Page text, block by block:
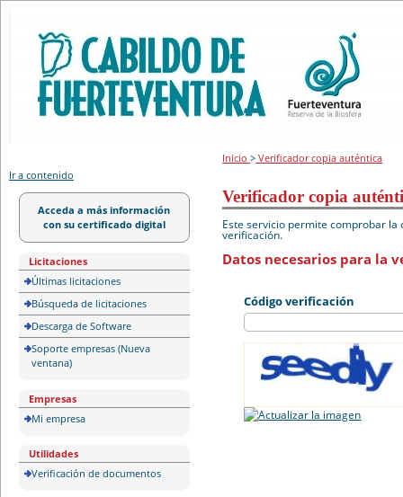
Ir a contenido
Acceda a más información
con su certificado digital
Licitaciones
Últimas licitaciones
Búsqueda de licitaciones
Descarga de Software
Soporte empresas (Nueva
ventana)
Empresas
Mi empresa
Utilidades
Verificación de documentos
Inicio> Verificador copia auténtica
Verificador copia
Este servicio permite comprobar
verificación.
Datos necesarios para la
Código verificación